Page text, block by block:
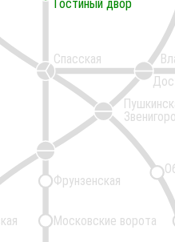
Московские ворота
Спасская
Фрунзенская
Гостиный двор
Гостиный двор